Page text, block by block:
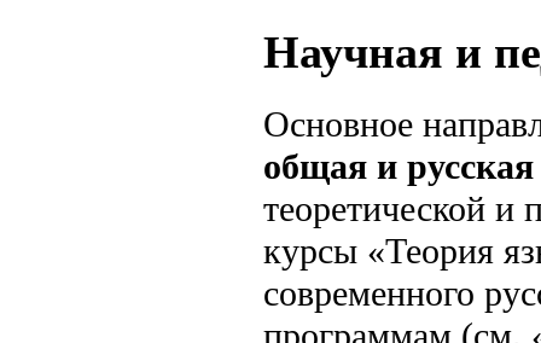
Научная и
Основное
общая и
теоретической и
курсы «Теория
современного